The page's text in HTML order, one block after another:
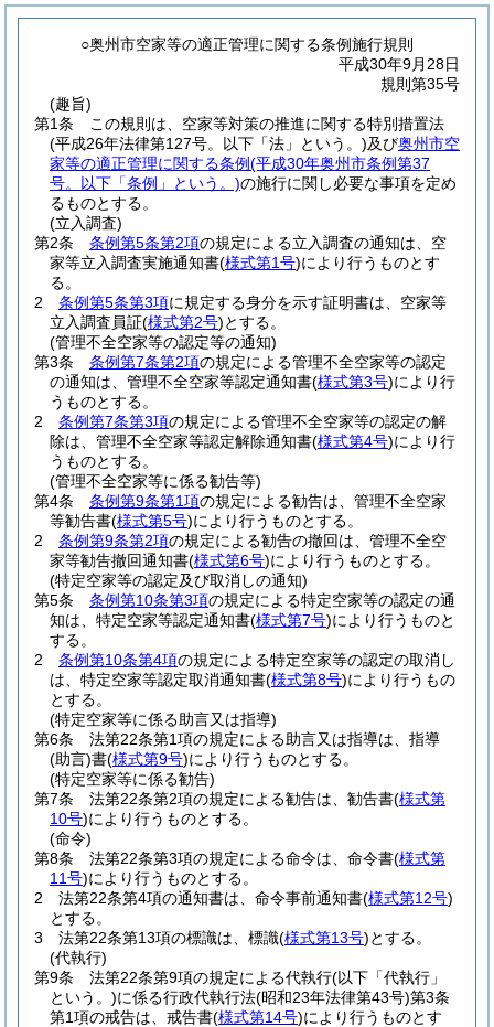
○奥州市空家等の適正管理に関する条例施行規則
平成30年9月28日
規則第35号
(趣旨)
第1条
この規則は、空家等対策の推進に関する特別措置法
(平成26年法律第127号。以下「法」という。)及び奥州市空
家等の適正管理に関する条例(平成30年奥州市条例第37
号。以下「条例」という。)の施行に関し必要な事項を定め
るものとする。
(立入調査)
第2条
条例第5条第2項の規定による立入調査の通知は、空
家等立入調査実施通知書(様式第1号)により行うものとす
る。
2
条例第5条第3項に規定する身分を示す証明書は、空家等
立入調査員証(様式第2号)とする。
(管理不全空家等の認定等の通知)
第3条
条例第7条第2項の規定による管理不全空家等の認定
の通知は、管理不全空家等認定通知書(様式第3号)により行
うものとする。
2
条例第7条第3項の規定による管理不全空家等の認定の解
除は、管理不全空家等認定解除通知書(様式第4号)により行
うものとする。
(管理不全空家等に係る勧告等)
第4条
条例第9条第1項の規定による勧告は、管理不全空家
等勧告書(様式第5号)により行うものとする。
2
条例第9条第2項の規定による勧告の撤回は、管理不全空
家等勧告撤回通知書(様式第6号)により行うものとする。
(特定空家等の認定及び取消しの通知)
第5条
条例第10条第3項の規定による特定空家等の認定の通
知は、特定空家等認定通知書(様式第7号)により行うものと
する。
2
条例第10条第4項の規定による特定空家等の認定の取消し
は、特定空家等認定取消通知書(様式第8号)により行うもの
とする。
(特定空家等に係る助言又は指導)
第6条
法第22条第1項の規定による助言又は指導は、指導
(助言)書(様式第9号)により行うものとする。
(特定空家等に係る勧告)
第7条
法第22条第2項の規定による勧告は、勧告書(様式第
10号)により行うものとする。
(命令)
第8条
法第22条第3項の規定による命令は、命令書(様式第
11号)により行うものとする。
2
法第22条第4項の通知書は、命令事前通知書(様式第12号)
とする。
3
法第22条第13項の標識は、標識(様式第13号)とする。
(代執行)
第9条
法第22条第9項の規定による代執行(以下「代執行」
という。)に係る行政代執行法(昭和23年法律第43号)第3条
第1項の戒告は、戒告書(様式第14号)により行うものとす